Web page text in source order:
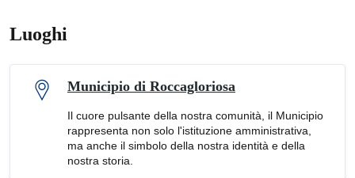
Luoghi
Municipio di Roccagloriosa
Il cuore pulsante della nostra comunità, il Municipio
rappresenta non solo l'istituzione amministrativa,
ma anche il simbolo della nostra identità e della
nostra storia.